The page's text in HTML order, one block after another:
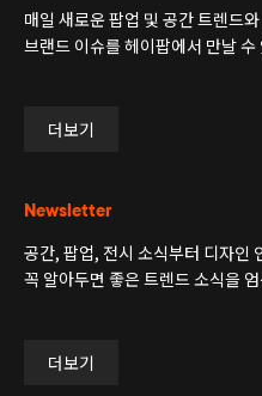
매일 새로운 팝업 및 공간 트렌드
브랜드 이슈를 헤이팝에서 만날 수
더보기
Newsletter
공간, 팝업, 전시 소식부터 디자인
꼭 알아두면 좋은 트렌드 소식을
더보기